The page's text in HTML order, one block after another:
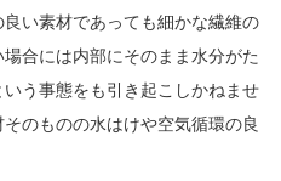
い素材であっても細かな繊維の
合には内部にそのまま水分がた
う事態をも引き起こしかねませ
のものの水はけや空気循環の良